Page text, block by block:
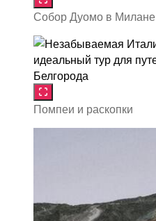
Собор Дуомо в Милане
Помпеи и раскопки